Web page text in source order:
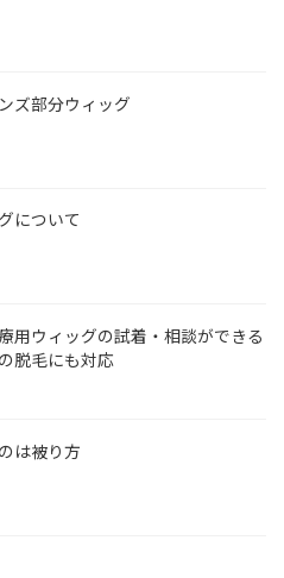
ズ部分ウィッグ
について
用ウィッグの試着・相談ができる
脱毛にも対応
は被り方